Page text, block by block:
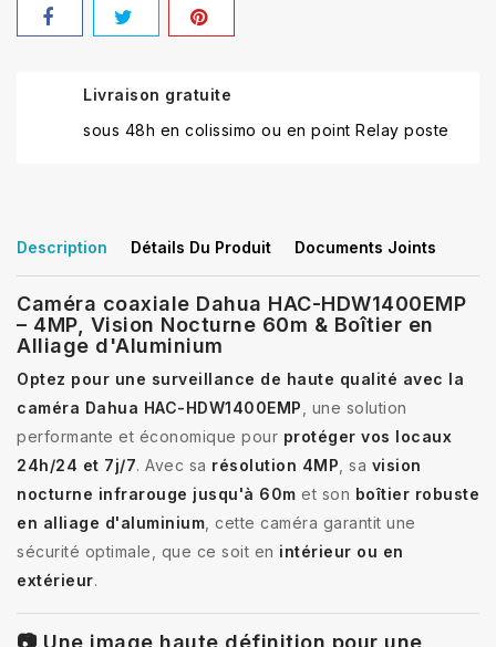
Livraison gratuite
sous 48h en colissimo ou en point Relay poste
Description Détails Du Produit Documents Joints
Caméra coaxiale Dahua HAC-HDW1400EMP
– 4MP, Vision Nocturne 60m & Boîtier en
Alliage d'Aluminium
Optez pour une surveillance de haute qualité avec la
caméra Dahua HAC-HDW1400EMP , une solution
performante et économique pour protéger vos locaux
24h/24 et 7j/7. Avec sa résolution 4MP , sa vision
nocturne infrarouge jusqu'à 60m et son boîtier robuste
en alliage d'aluminium , cette caméra garantit une
sécurité optimale, que ce soit en intérieur ou en
extérieur.
📷 Une image haute définition pour une